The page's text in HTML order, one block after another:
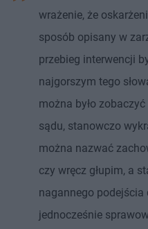
wrażenie, że
sposób opisany w
przebieg interwencji
najgorszym tego
można było
sądu, stanowczo
można nazwać
czy wręcz głupim, a
nagannego podejścia
jednocześnie